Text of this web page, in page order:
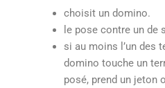
choisit un domino.
le pose contre un de
si au moins l’un des
domino touche un
posé, prend un jeton